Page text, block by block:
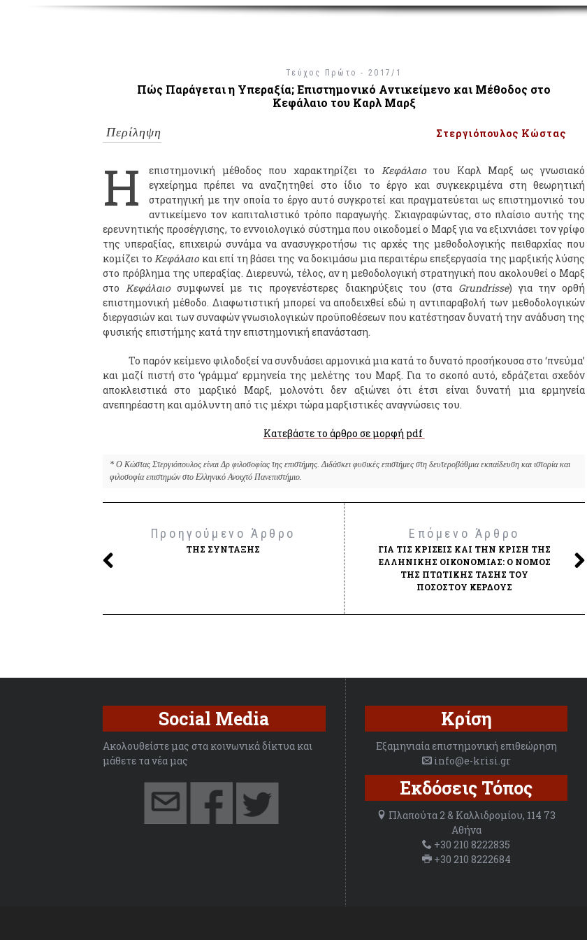
Τεύχος Πρώτο - 2017/1
Πώς Παράγεται η Υπεραξία; Επιστημονικό Αντικείμενο και Μέθοδος στο
Κεφάλαιο του Καρλ Μαρξ
Περίληψη Στεργιόπουλος Κώστας
Η επιστημονική μέθοδος που χαρακτηρίζει το Κεφάλαιοτου Καρλ Μαρξ ως γνωσιακό
εγχείρημα πρέπει να αναζητηθεί στο ίδιο το έργο και συγκεκριμένα στη θεωρητική
στρατηγική με την οποία το έργο αυτό συγκροτεί και πραγματεύεται ως επιστημονικό του
αντικείμενο τον καπιταλιστικό τρόπο παραγωγής. Σκιαγραφώντας, στο πλαίσιο αυτής της
ερευνητικής προσέγγισης, το εννοιολογικό σύστημα που οικοδομεί ο Μαρξ για να εξιχνιάσει τον γρίφο
της υπεραξίας, επιχειρώ συνάμα να ανασυγκροτήσω τις αρχές της μεθοδολογικής πειθαρχίας που
κομίζει τοΚεφάλαιοκαι επί τη βάσει της να δοκιμάσω μια περαιτέρω επεξεργασία της μαρξικής λύσης
στο πρόβλημα της υπεραξίας. Διερευνώ, τέλος, αν η μεθοδολογική στρατηγική που ακολουθεί ο Μαρξ
στο Κεφάλαιο συμφωνεί με τις προγενέστερες διακηρύξεις του (στα Grundrisse) για την ορθή
επιστημονική μέθοδο. Διαφωτιστική μπορεί να αποδειχθεί εδώ η αντιπαραβολή των μεθοδολογικών
διεργασιών και των συναφών γνωσιολογικών προϋποθέσεων που κατέστησαν δυνατή την ανάδυση της
φυσικής επιστήμης κατά την επιστημονική επανάσταση.
Το παρόν κείμενο φιλοδοξεί να συνδυάσει αρμονικά μια κατά το δυνατό προσήκουσα στο ‘πνεύμα’
και μαζί πιστή στο ‘γράμμα’ ερμηνεία της μελέτης του Μαρξ. Για το σκοπό αυτό, εδράζεται σχεδόν
αποκλειστικά στο μαρξικό Μαρξ, μολονότι δεν αξιώνει ότι έτσι είναι δυνατή μια ερμηνεία
ανεπηρέαστη και αμόλυντη από τις μέχρι τώρα μαρξιστικές αναγνώσεις του.
Κατεβάστε το άρθρο σε μορφή pdf
* Ο Κώστας Στεργιόπουλος είναι Δρ φιλοσοφίας της επιστήμης. Διδάσκει φυσικές επιστήμες στη δευτεροβάθμια εκπαίδευση και ιστορία και
φιλοσοφία επιστημών στο Ελληνικό Ανοιχτό Πανεπιστήμιο.
Προηγούμενο Άρθρο
ΤΗΣ ΣΎΝΤΑΞΗΣ
Επόμενο Άρθρο
ΓΙΑ ΤΙΣ ΚΡΊΣΕΙΣ ΚΑΙ ΤΗΝ ΚΡΊΣΗ ΤΗΣ
ΕΛΛΗΝΙΚΉΣ ΟΙΚΟΝΟΜΊΑΣ: Ο ΝΌΜΟΣ
ΤΗΣ ΠΤΩΤΙΚΉΣ ΤΆΣΗΣ ΤΟΥ
ΠΟΣΟΣΤΟΎ ΚΈΡΔΟΥΣ
Social Media
Ακολουθείστε μας στα κοινωνικά δίκτυα και
μάθετε τα νέα μας
Κρίση
Εξαμηνιαία επιστημονική επιθεώρηση
info@e-krisi.gr
Εκδόσεις Τόπος
Πλαπούτα 2 & Καλλιδρομίου, 114 73
Αθήνα
+30 210 8222835
+30 210 8222684